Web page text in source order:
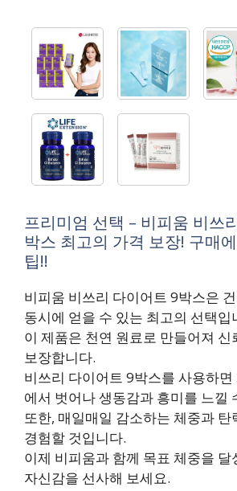
프리미엄 선택 – 비피움 비쓰
박스 최고의 가격 보장! 구매
팁!!
비피움 비쓰리 다이어트 9박스은
동시에 얻을 수 있는 최고의 선택입
이 제품은 천연 원료로 만들어져 신
보장합니다.
비쓰리 다이어트 9박스를 사용하면
에서 벗어나 생동감과 흥미를 느낄
또한, 매일매일 감소하는 체중과 탄
경험할 것입니다.
이제 비피움과 함께 목표 체중을 달
자신감을 선사해 보세요.